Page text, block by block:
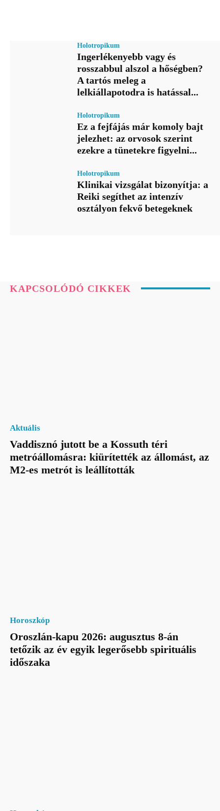
Holotropikum
Ingerlékenyebb vagy és
rosszabbul alszol a hőségben?
A tartós meleg a
lelkiállapotodra is hatással...
Holotropikum
Ez a fejfájás már komoly bajt
jelezhet: az orvosok szerint
ezekre a tünetekre figyelni...
Holotropikum
Klinikai vizsgálat bizonyítja: a
Reiki segíthet az intenzív
osztályon fekvő betegeknek
KAPCSOLÓDÓ CIKKEK
Aktuális
Vaddisznó jutott be a Kossuth téri
metróállomásra: kiürítették az állomást, az
M2-es metrót is leállították
Horoszkóp
Oroszlán-kapu 2026: augusztus 8-án
tetőzik az év egyik legerősebb spirituális
időszaka